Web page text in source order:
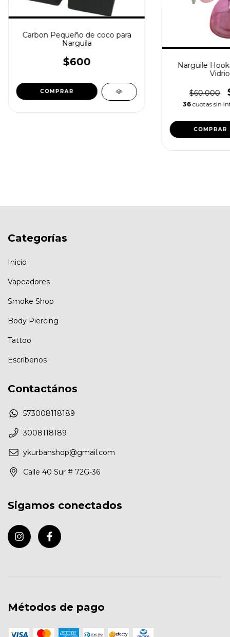
Carbon Pequeño de coco para
Narguila
$600
Narguile
$60.000
36 cuotas sin
Categorías
Inicio
Vapeadores
Smoke Shop
Body Piercing
Tattoo
Escríbenos
Contactános
573008118189
3008118189
ykurbanshop@gmail.com
Calle 40 Sur # 72G-36
Sigamos conectados
Métodos de pago